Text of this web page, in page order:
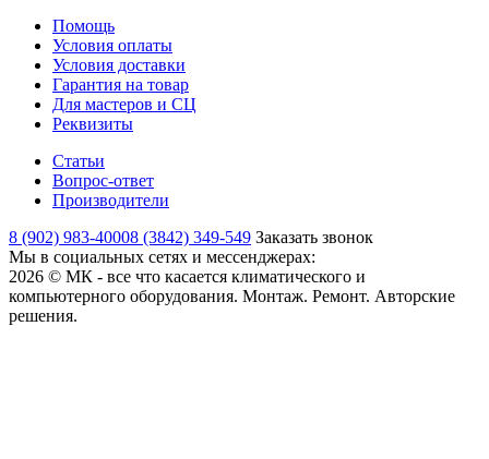
Помощь
Условия оплаты
Условия доставки
Гарантия на товар
Для мастеров и СЦ
Реквизиты
Статьи
Вопрос-ответ
Производители
8 (902) 983-40008 (3842) 349-549 Заказать звонок
Мы в социальных сетях и мессенджерах:
2026 © МК - все что касается климатического и
компьютерного оборудования. Монтаж. Ремонт. Авторские
решения.